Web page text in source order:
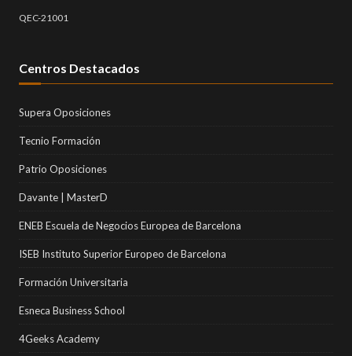
QEC-21001
Centros Destacados
Supera Oposiciones
Tecnio Formación
Patrio Oposiciones
Davante | MasterD
ENEB Escuela de Negocios Europea de Barcelona
ISEB Instituto Superior Europeo de Barcelona
Formación Universitaria
Esneca Business School
4Geeks Academy